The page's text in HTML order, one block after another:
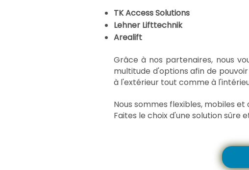
TK Access Solutions
Lehner Lifttechnik
Arealift
Grâce à nos partenaires, nous
multitude d'options afin de
à l'extérieur tout comme à
Nous sommes flexibles, mobiles
Faites le choix d'une solution